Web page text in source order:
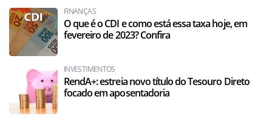
FINANÇAS
O que é o CDI e como está essa taxa hoje, em
fevereiro de 2023? Confira
INVESTIMENTOS
RendA+: estreia novo título do Tesouro Direto
focado em aposentadoria